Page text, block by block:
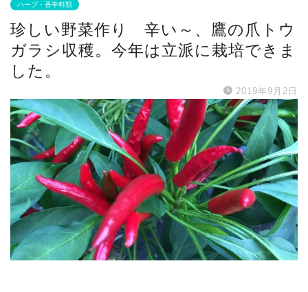
ハーブ・香辛料類
珍しい野菜作り 辛い～、鷹の爪トウ
ガラシ収穫。今年は立派に栽培できま
した。
2019年9月2日